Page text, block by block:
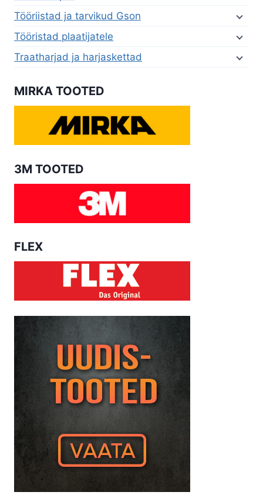
Tööriistad ja tarvikud Gson
Tööristad plaatijatele
Traatharjad ja harjaskettad
MIRKA TOOTED
3M TOOTED
FLEX